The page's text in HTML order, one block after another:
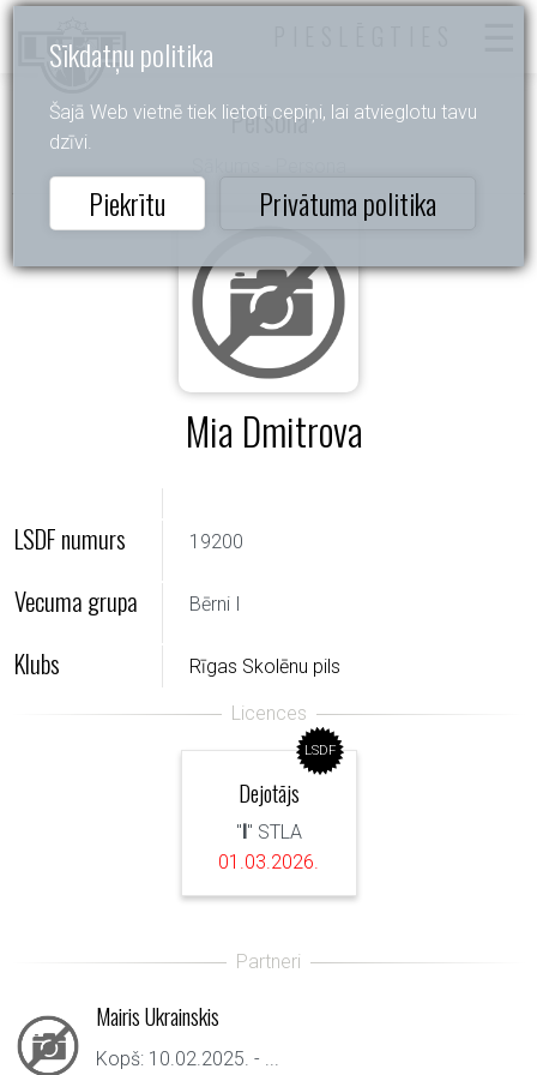
Sīkdatņu politika
Šajā Web vietnē tiek lietoti cepiņi, lai atvieglotu tavu
dzīvi.
Piekrītu Privātuma politika
Persona
Mia Dmitrova
LSDF numurs 19200
Vecuma grupa Bērni I
Klubs Rīgas Skolēnu pils
LSDF
Dejotājs
"I" STLA
01.03.2026.
Mairis Ukrainskis
Kopš: 10.02.2025. - ...